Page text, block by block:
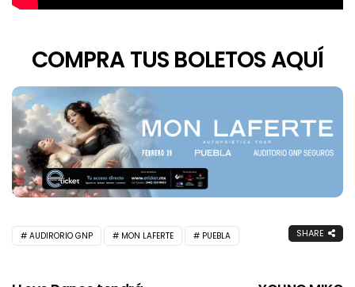
COMPRA TUS BOLETOS AQUÍ
AUDIRORIO GNP MON LAFERTE PUEBLA SHARE